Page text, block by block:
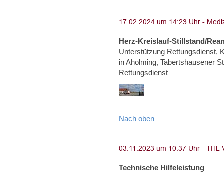
Herz-Kreislauf-Stillstand/
Unterstützung Rettungsdienst,
in Aholming, Tabertshausener
Rettungsdienst
Nach oben
Technische Hilfeleistung